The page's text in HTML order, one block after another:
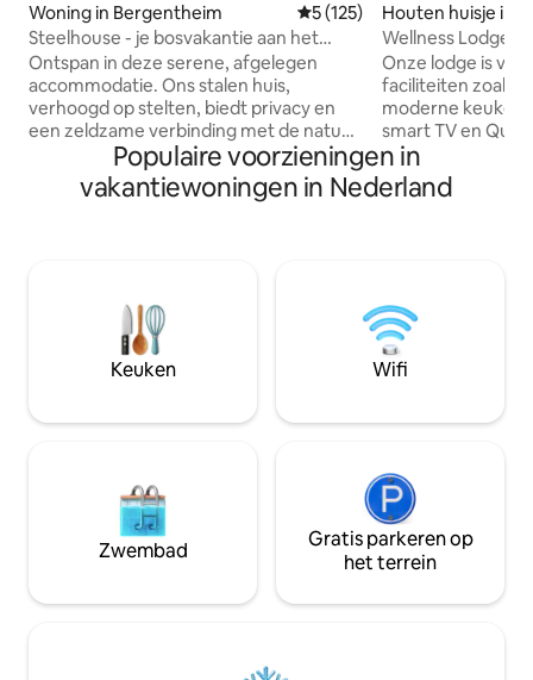
Woning in Bergentheim Gemiddelde beoordeling
5 (125)
Steelhouse - je bosvakantie aan het
meer
Ontspan in deze serene, afgelegen
accommodatie. Ons stalen huis,
verhoogd op stelten, biedt privacy en
een zeldzame verbinding met de natuur.
Ontspan in de sauna voor een rustig
toevluchtsoord. Op het hoogste punt
over het water houdt een zithoek met
met een ligstoel, eettafel in de
buitenlucht, barbecue, pizzaoven en
een prachtig uitzicht op het meer. Voor
hondenbezitters: de accommodatie is
Houten huisje in
g
Wellness Lodge
jacuzzi
Onze lodge is
faciliteiten zoals
moderne keuken,
smart TV en
veranda is
jacuzzi en
grote privétuin
kijkt u uit over de
stadsweiden.
wens is optioneel.
Populaire voorzieningen in
vakantiewoningen in Nederland
Keuken Wifi
Zwembad
Gratis parkeren op
het terrein